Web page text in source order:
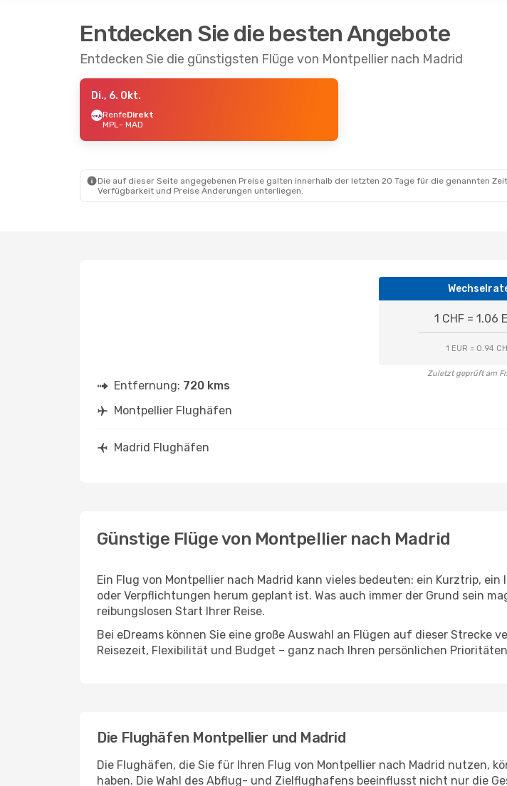
Entdecken Sie die besten Angebote
Entdecken Sie die günstigsten Flüge von Montpellier nach Madrid
Di., 6. Okt.
RenfeDirekt
MPL- MAD
Die auf dieser Seite angegebenen Preise galten innerhalb der letzten 20 Tage für die genannten
Verfügbarkeit und Preise Änderungen unterliegen.
1 CHF = 1.06
1 EUR = 0.94
Zuletzt geprüft am
Entfernung: 720 kms
Montpellier Flughäfen
Madrid Flughäfen
Günstige Flüge von Montpellier nach Madrid
Ein Flug von Montpellier nach Madrid kann vieles bedeuten: ein Kurztrip,
oder Verpflichtungen herum geplant ist. Was auch immer der Grund sein
reibungslosen Start Ihrer Reise.
Bei eDreams können Sie eine große Auswahl an Flügen auf dieser Strecke
Reisezeit, Flexibilität und Budget – ganz nach Ihren persönlichen
Die Flughäfen Montpellier und Madrid
Die Flughäfen, die Sie für Ihren Flug von Montpellier nach Madrid nutzen,
haben. Die Wahl des Abflug- und Zielflughafens beeinflusst nicht nur die